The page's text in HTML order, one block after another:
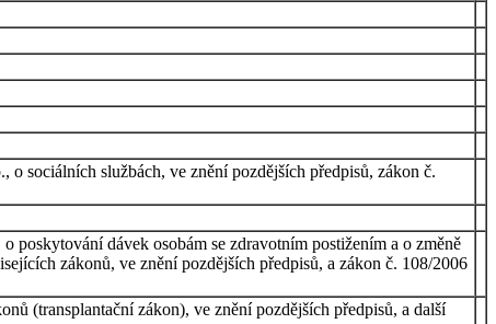
sociálních službách, ve znění pozdějších předpisů, zákon č.
poskytování dávek osobám se zdravotním postižením a o změně
zákonů, ve znění pozdějších předpisů, a zákon č. 108/2006
(transplantační zákon), ve znění pozdějších předpisů, a další